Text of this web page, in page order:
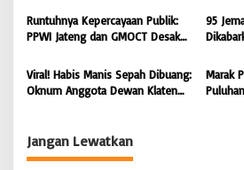
Kabupaten Limapuluh Kota
RI dan
Hingga
Runtuhnya Kepercayaan Publik:
PPWI Jateng dan GMOCT Desak
Diperas” Bupati Pemalang Serta
Oknum KPK
95
Viral! Habis Manis Sepah Dibuang:
Oknum Anggota Dewan Klaten
keterangan
Marak
Jangan Lewatkan